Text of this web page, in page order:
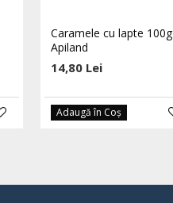
Caramele cu lapte 100g
Apiland
14,80 Lei
Adaugă în Coş